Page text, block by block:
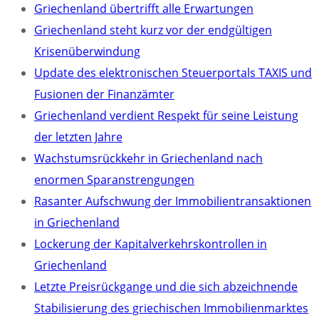
Griechenland übertrifft alle Erwartungen
Griechenland steht kurz vor der endgültigen
Krisenüberwindung
Update des elektronischen Steuerportals TAXIS und
Fusionen der Finanzämter
Griechenland verdient Respekt für seine Leistung
der letzten Jahre
Wachstumsrückkehr in Griechenland nach
enormen Sparanstrengungen
Rasanter Aufschwung der Immobilientransaktionen
in Griechenland
Lockerung der Kapitalverkehrskontrollen in
Griechenland
Letzte Preisrückgange und die sich abzeichnende
Stabilisierung des griechischen Immobilienmarktes